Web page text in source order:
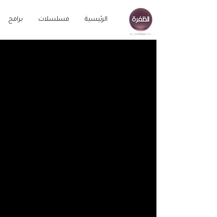
الرئيسية مسلسلات برامج